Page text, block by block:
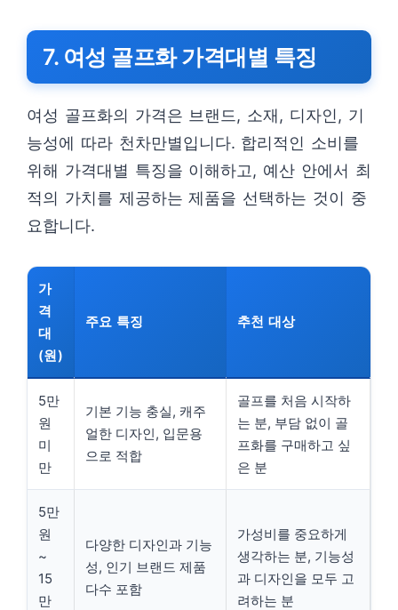
7. 여성 골프화 가격대별 특징
여성 골프화의 가격은 브랜드, 소재, 디자인, 기
능성에 따라 천차만별입니다. 합리적인 소비를
위해 가격대별 특징을 이해하고, 예산 안에서 최
적의 가치를 제공하는 제품을 선택하는 것이 중
요합니다.
가
격
대
(원)
주요 특징 추천 대상
5만
원
미
만
기본 기능 충실, 캐주
얼한 디자인, 입문용
으로 적합
골프를 처음 시작하
는 분, 부담 없이 골
프화를 구매하고 싶
은 분
5만
원
~
15
만
다양한 디자인과 기능
성, 인기 브랜드 제품
다수 포함
가성비를 중요하게
생각하는 분, 기능성
과 디자인을 모두 고
려하는 분